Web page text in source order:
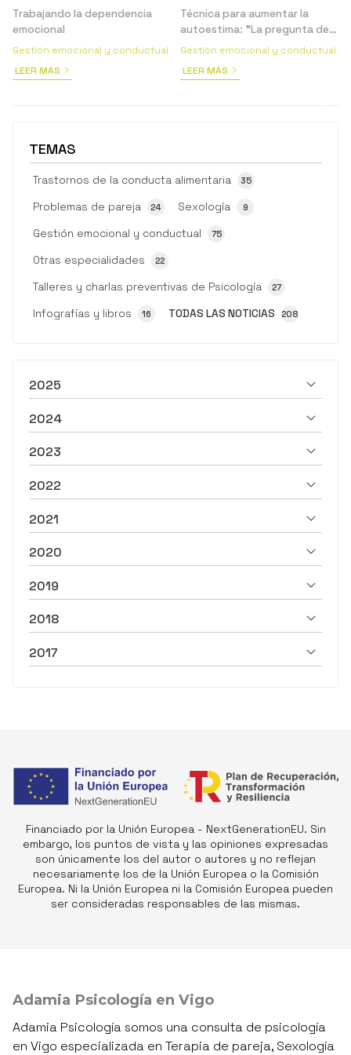
TEMAS
TODAS LAS NOTICIAS 208
Trastornos de la conducta alimentaria 35
Problemas de pareja 24 Sexología 9
Gestión emocional y conductual 75
Otras especialidades 22
Talleres y charlas preventivas de Psicología 27
Infografías y libros 16
Trabajando la dependencia
emocional
Gestión emocional y conductual
LEER MÁS
Técnica para aumentar la
autoestima: "La pregunta del
amigo"
Gestión emocional y conductual
LEER MÁS
2025
2024
2023
2022
2021
2020
2019
2018
2017
Financiado por la Unión Europea - NextGenerationEU. Sin
embargo, los puntos de vista y las opiniones expresadas
son únicamente los del autor o autores y no reflejan
necesariamente los de la Unión Europea o la Comisión
Europea. Ni la Unión Europea ni la Comisión Europea pueden
ser consideradas responsables de las mismas.
Adamia Psicología en Vigo
Adamia Psicología somos una consulta de psicología
en Vigo especializada en Terapia de pareja, Sexología